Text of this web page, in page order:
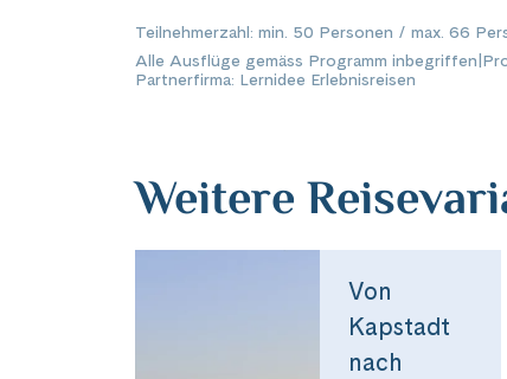
Teilnehmerzahl: min. 50 Personen / max. 66
Alle Ausflüge gemäss Programm inbegriffen
Partnerfirma: Lernidee Erlebnisreisen
Weitere
Von
Kapstadt
nach